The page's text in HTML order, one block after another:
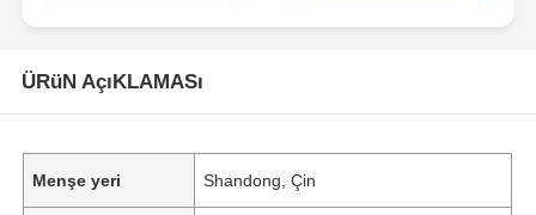
ÜRüN AçıKLAMASı
Menşe yeri Shandong, Çin